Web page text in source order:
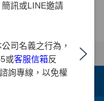
訊或LINE邀請
司名義之行為，
或客服信箱反
詢專線，以免權